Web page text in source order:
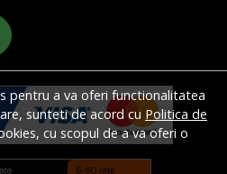
pentru a va oferi functionalitatea
sunteti de acord cu Politica de
cu scopul de a va oferi o